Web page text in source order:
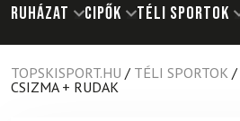
RUHÁZAT Cipők TÉLI SPORTOK
TOPSKISPORT.HU / TÉLI SPORTOK /
CSIZMA + RUDAK